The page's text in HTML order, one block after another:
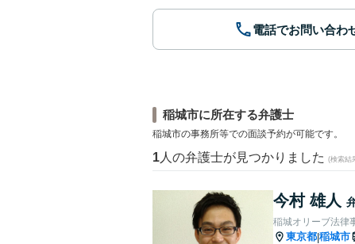
電話でお問い合わ
稲城市に所在する弁護士
稲城市の事務所等での面談予約が可能です。
1 人の弁護士が見つかりました (検索結
今村 雄人
稲城オリーブ法律
東京都|稲城市